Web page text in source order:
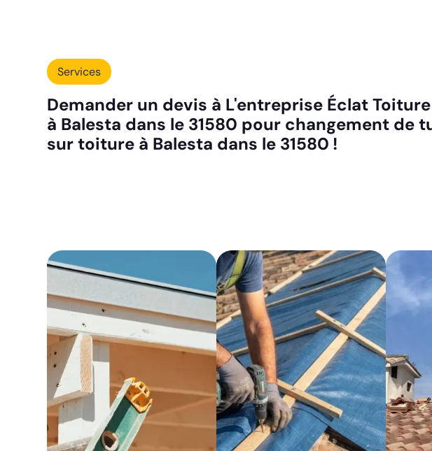
Services
Demander un devis à L'entreprise Éclat Toiture
à Balesta dans le 31580 pour changement de
sur toiture à Balesta dans le 31580 !